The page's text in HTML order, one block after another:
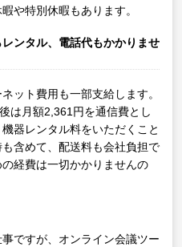
や特別休暇もあります。
レンタル、電話代もかかりませ
ット費用も一部支給します。
は月額2,361円を通信費とし
器レンタル料をいただくこと
含めて、配送料も会社負担で
経費は一切かかりませんの
ですが、オンライン会議ツー